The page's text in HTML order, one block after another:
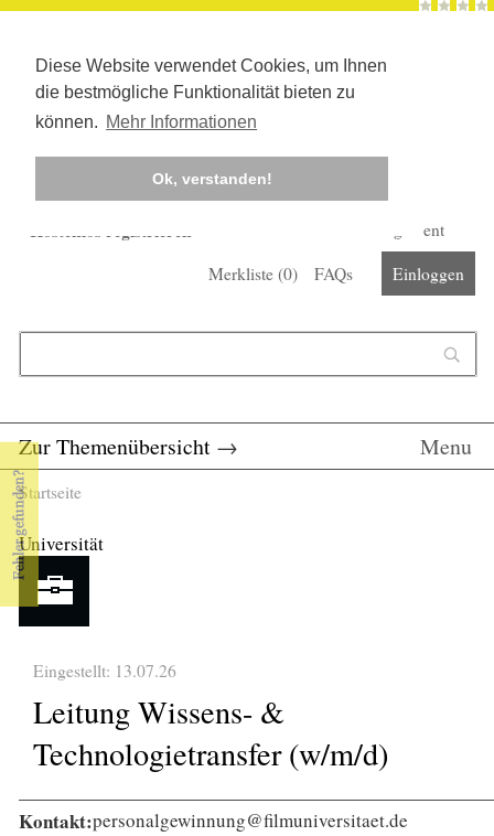
Diese Website verwendet Cookies, um Ihnen
die bestmögliche Funktionalität bieten zu
können. Mehr Informationen
Ok, verstanden!
Kostenlos registrieren
Corona-Management
Merkliste (0) FAQs Einloggen
Zur Themenübersicht → Menu
Sie sind hier
Startseite
Universität
Eingestellt: 13.07.26
Leitung Wissens- &
Technologietransfer (w/m/d)
Kontakt:personalgewinnung@filmuniversitaet.de